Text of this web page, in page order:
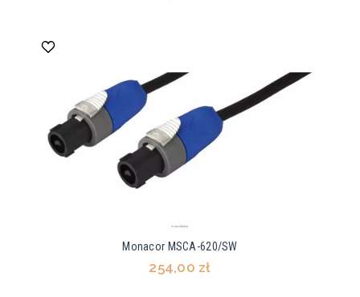
Monacor MSCA-620/SW
254,00 zł